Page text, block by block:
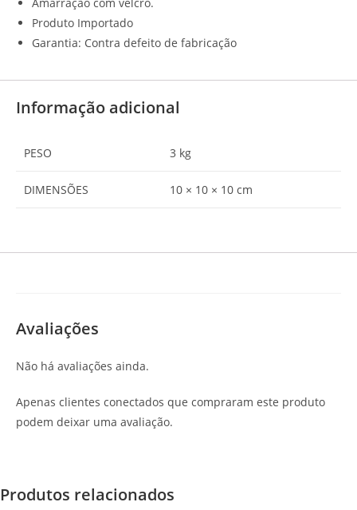
Produto Importado
Garantia: Contra defeito de fabricação
Informação adicional
PESO 3 kg
DIMENSÕES 10 × 10 × 10 cm
Avaliações
Não há avaliações ainda.
Apenas clientes conectados que compraram este produto
podem deixar uma avaliação.
Produtos relacionados